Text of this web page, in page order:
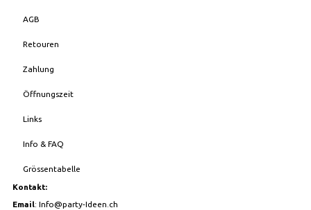
AGB
Retouren
Zahlung
Öffnungszeit
Links
Info & FAQ
Grössentabelle
Kontakt:
Email: Info@party-Ideen.ch